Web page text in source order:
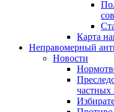
Карта
Неправомерный
Новости
частных